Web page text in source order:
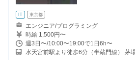
IT 東京都
エンジニア/プログラミング
時給 1,500円〜
週3日〜/10:00〜19:00で1日6h〜
水天宮前駅より徒歩6分（半蔵門線） 茅